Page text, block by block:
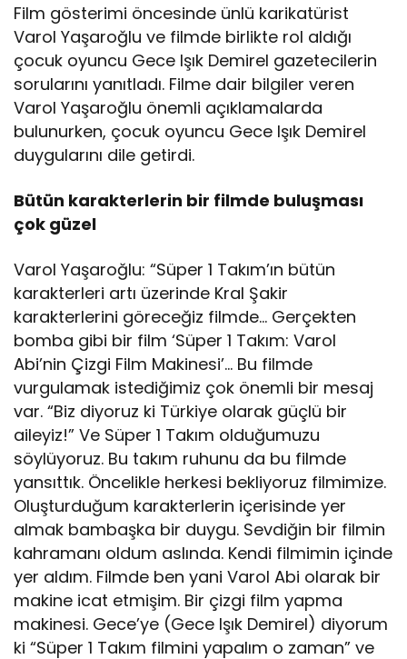
Film gösterimi öncesinde ünlü karikatürist
Varol Yaşaroğlu ve filmde birlikte rol aldığı
çocuk oyuncu Gece Işık Demirel gazetecilerin
sorularını yanıtladı. Filme dair bilgiler veren
Varol Yaşaroğlu önemli açıklamalarda
bulunurken, çocuk oyuncu Gece Işık Demirel
duygularını dile getirdi.
Bütün karakterlerin bir filmde buluşması
çok güzel
Varol Yaşaroğlu: “Süper 1 Takım’ın bütün
karakterleri artı üzerinde Kral Şakir
karakterlerini göreceğiz filmde… Gerçekten
bomba gibi bir film ‘Süper 1 Takım: Varol
Abi’nin Çizgi Film Makinesi’… Bu filmde
vurgulamak istediğimiz çok önemli bir mesaj
var. “Biz diyoruz ki Türkiye olarak güçlü bir
aileyiz!” Ve Süper 1 Takım olduğumuzu
söylüyoruz. Bu takım ruhunu da bu filmde
yansıttık. Öncelikle herkesi bekliyoruz filmimize.
Oluşturduğum karakterlerin içerisinde yer
almak bambaşka bir duygu. Sevdiğin bir filmin
kahramanı oldum aslında. Kendi filmimin içinde
yer aldım. Filmde ben yani Varol Abi olarak bir
makine icat etmişim. Bir çizgi film yapma
makinesi. Gece’ye (Gece Işık Demirel) diyorum
ki “Süper 1 Takım filmini yapalım o zaman” ve